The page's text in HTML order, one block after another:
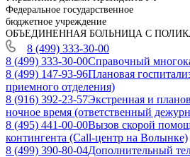
Федеральное государственное
бюджетное учреждение
ОБЪЕДИНЕННАЯ БОЛЬНИЦА С
8 (499) 333-30-00
8 (499) 333-30-00Справочный
8 (499) 147-93-96Плановая
приемного отделения)
8 (916) 392-23-57Экстренная и
ночное время (ответственный
8 (495) 441-00-00Вызов скорой
контингента (Call-центр на Волынке)
8 (499) 390-80-04Дополнительный